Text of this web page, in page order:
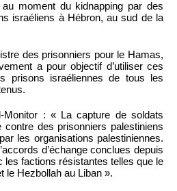
moment du kidnapping par des
israéliens à Hébron, au sud de la
des prisonniers pour le Hamas,
a pour objectif d’utiliser ces
prisons israéliennes de tous les
Monitor : « La capture de soldats
contre des prisonniers palestiniens
les organisations palestiniennes.
d’échange conclues depuis
les factions résistantes telles que le
le Hezbollah au Liban ».